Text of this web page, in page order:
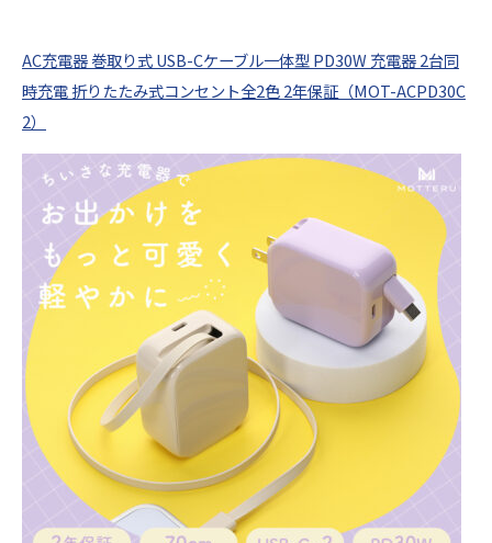
AC充電器 巻取り式 USB-Cケーブル一体型 PD30W 充電器 2台同
時充電 折りたたみ式コンセント全2色 2年保証（MOT-ACPD30C
2）